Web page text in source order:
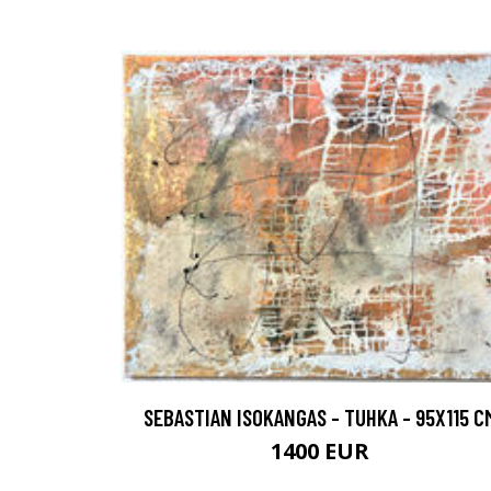
SEBASTIAN ISOKANGAS - TUHKA - 95X115
1400 EUR